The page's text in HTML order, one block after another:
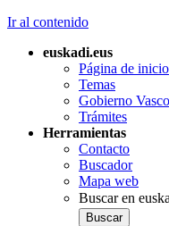
Ir al contenido
euskadi.eus
Página de inicio
Temas
Gobierno Vasco
Trámites
Herramientas
Contacto
Buscador
Mapa web
Buscar en